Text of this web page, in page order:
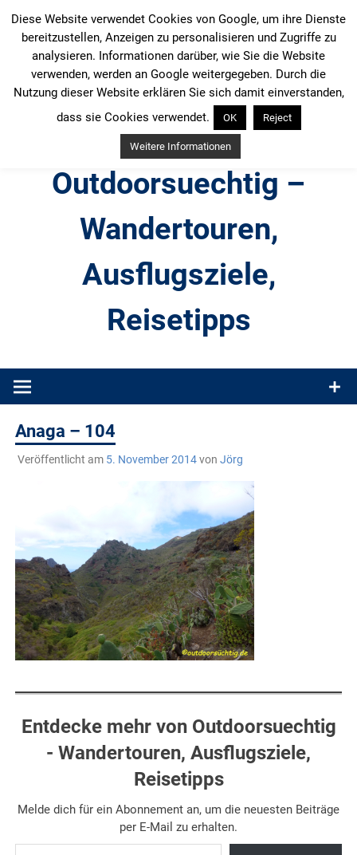
Inhalt
springen
Outdoorsuechtig –
Wandertouren,
Ausflugsziele,
Reisetipps
Produkttests und Buchrezensionen. Ein Blog für alle, die gern
Anaga – 104
Veröffentlicht am 5. November 2014von Jörg
Entdecke mehr von Outdoorsuechtig
- Wandertouren, Ausflugsziele,
Reisetipps
Melde dich für ein Abonnement an, um die neuesten Beiträge
per E-Mail zu erhalten.
Gib deine E-Mail-Adresse ein ...
Diese Website verwendet Cookies von Google, um ihre Dienste
bereitzustellen, Anzeigen zu personalisieren und Zugriffe zu
analysieren. Informationen darüber, wie Sie die Website
verwenden, werden an Google weitergegeben. Durch die
Nutzung dieser Website erklären Sie sich damit einverstanden,
dass sie Cookies verwendet.
OK Reject
Weitere Informationen